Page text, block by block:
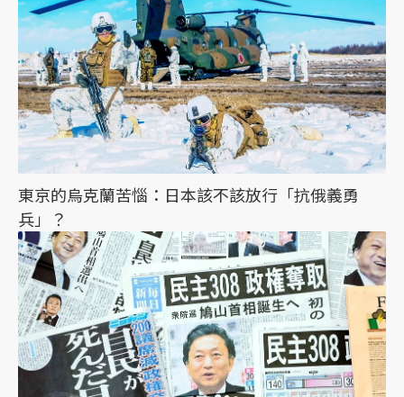
東京的烏克蘭苦惱：日本該不該放行「抗俄義勇
兵」？